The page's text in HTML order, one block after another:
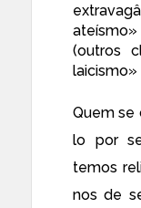
(outros
laicismo»
Quem se
lo por
temos
nos de